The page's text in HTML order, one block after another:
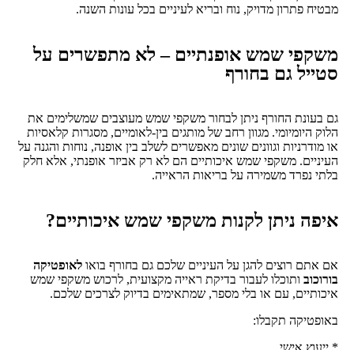
מבטיח פתרון מדויק, נוח ובריא לעיניים בכל עונות השנה.
משקפי שמש אופנתיים – לא מתפשרים על
סטייל גם בחורף
גם בעונת החורף ניתן לבחור משקפי שמש מעוצבים שמשלימים את
הלוק היומיומי. מגוון רחב של מותגים בין-לאומיים, מסגרות קלאסיות
או מודרניות וגוונים שונים מאפשרים לשלב בין אופנה, נוחות והגנה על
העיניים. משקפי שמש איכותיים הם לא רק אביזר אופנתי, אלא חלק
בלתי נפרד משמירה על בריאות הראייה.
איפה ניתן לקנות משקפי שמש איכותיים?
אם אתם רוצים להגן על העיניים שלכם גם בחורף בואו לאופטיקה
בורוכוב ותוכלו לעבור בדיקת ראייה מקצועית, לרכוש משקפי שמש
איכותיים, עם או בלי מספר, שמתאימים בדיוק לצרכים שלכם.
באופטיקה תקבלו: